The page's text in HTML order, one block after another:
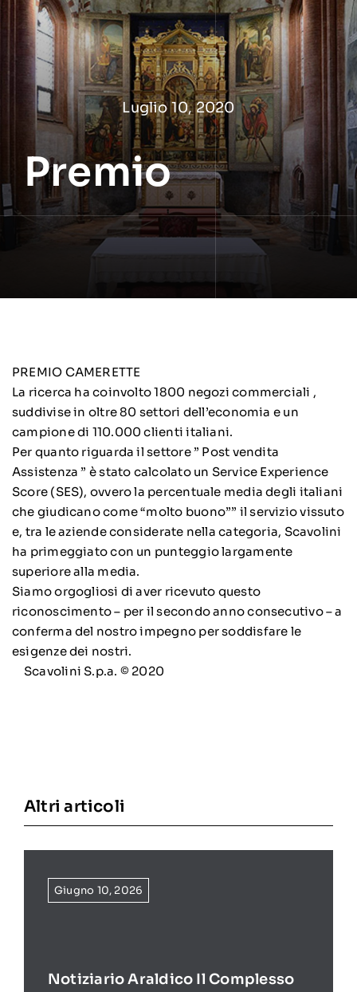
Salta
contenuto
Luglio 10, 2020
Premio
PREMIO CAMERETTE
La ricerca ha coinvolto 1800 negozi commerciali ,
suddivise in oltre 80 settori dell’economia e un
campione di 110.000 clienti italiani.
Per quanto riguarda il settore ” Post vendita
Assistenza ” è stato calcolato un Service Experience
Score (SES), ovvero la percentuale media degli italiani
che giudicano come “molto buono”” il servizio vissuto
e, tra le aziende considerate nella categoria, Scavolini
ha primeggiato con un punteggio largamente
superiore alla media.
Siamo orgogliosi di aver ricevuto questo
riconoscimento – per il secondo anno consecutivo – a
conferma del nostro impegno per soddisfare le
esigenze dei nostri.
Scavolini S.p.a. © 2020
Altri articoli
Giugno 10, 2026
Notiziario Araldico Il Complesso